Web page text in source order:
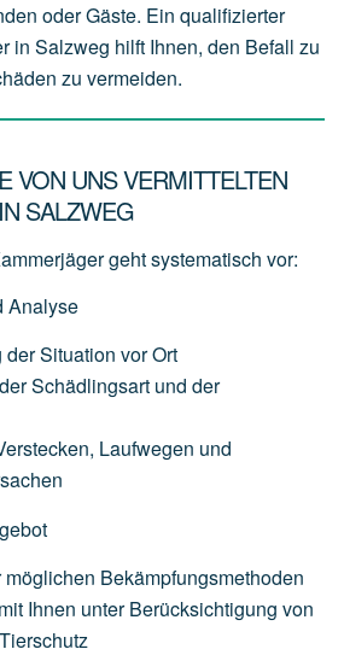
oder Gäste. Ein qualifizierter
in Salzweg hilft Ihnen, den Befall zu
zu vermeiden.
VON UNS VERMITTELTEN
SALZWEG
geht systematisch vor:
Analyse
derSituation vorOrt
derSchädlingsart und der
Laufwegen und
möglichen Bekämpfungsmethoden
mit Ihnen unter Berücksichtigung von
Tierschutz